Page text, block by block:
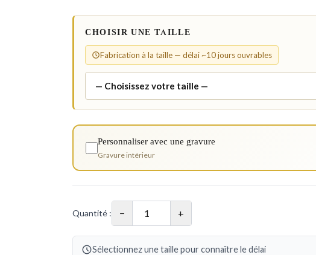
CHOISIR UNE TAILLE
Fabrication à la taille — délai ~10 jours ouvrables
Personnaliser avec une gravure
Gravure intérieur
Quantité : − +
Sélectionnez une taille pour connaître le délai